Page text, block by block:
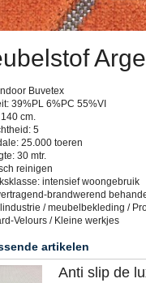
Buvetex
39%PL 6%PC 55%VI
cm.
5
25.000 toeren
30 mtr.
reinigen
intensief woongebruik
brandwerend
/ meubelbekleding /
Velours / Kleine werkjes
artikelen
Anti slip de